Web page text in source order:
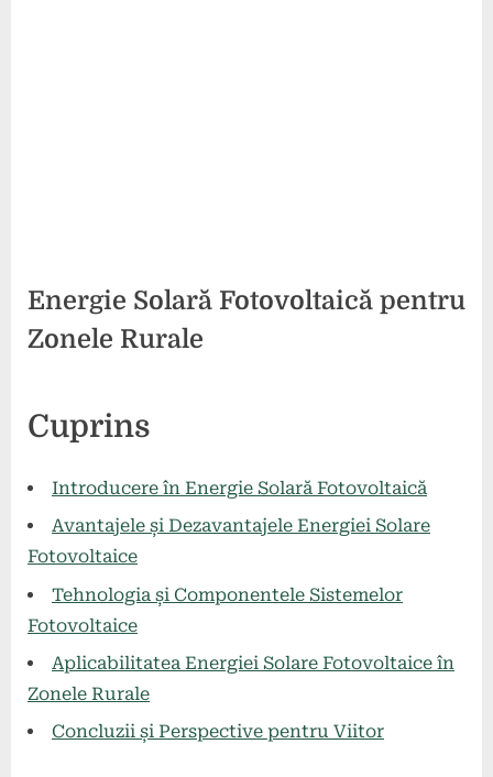
Energie Solară Fotovoltaică pentru
Zonele Rurale
on
mai
Cuprins
Introducere în Energie Solară Fotovoltaică
Avantajele și Dezavantajele Energiei Solare
Fotovoltaice
Tehnologia și Componentele Sistemelor
Fotovoltaice
Aplicabilitatea Energiei Solare Fotovoltaice în
Zonele Rurale
Concluzii și Perspective pentru Viitor